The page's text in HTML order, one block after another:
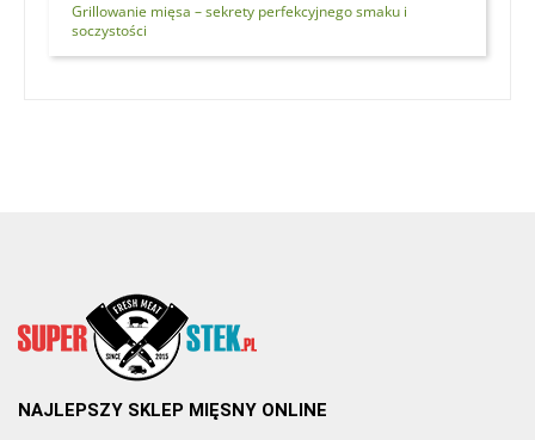
Grillowanie mięsa – sekrety perfekcyjnego smaku i
soczystości
NAJLEPSZY SKLEP MIĘSNY ONLINE